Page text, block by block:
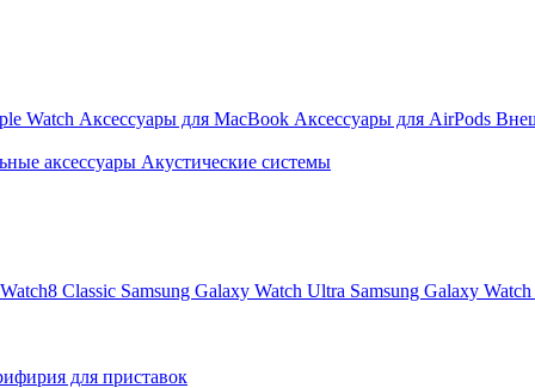
Watch Аксессуары для MacBook Аксессуары для AirPods
аксессуары Акустические системы
Classic Samsung Galaxy Watch Ultra Samsung Galaxy
для приставок